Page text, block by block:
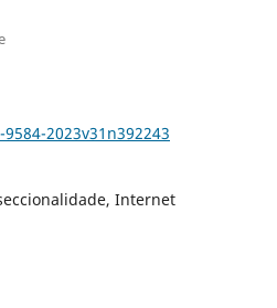
2023v31n392243
Internet